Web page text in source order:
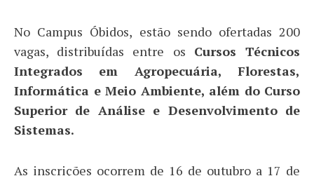
No Campus Óbidos, estão sendo ofertadas 200
vagas, distribuídas entre os Cursos Técnicos
Integrados em Agropecuária, Florestas,
Informática e Meio Ambiente, além do Curso
Superior de Análise e Desenvolvimento de
Sistemas.
As inscrições ocorrem de 16 de outubro a 17 de